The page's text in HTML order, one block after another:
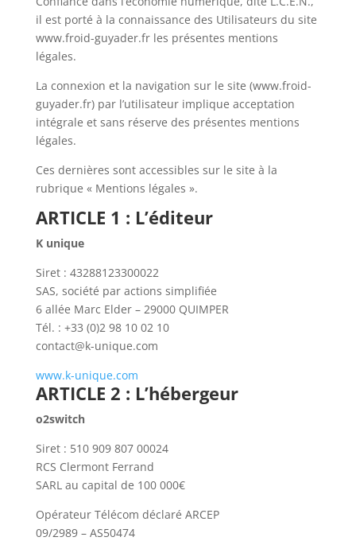
il est porté à la connaissance des Utilisateurs du site
www.froid-guyader.fr les présentes mentions
légales.
La connexion et la navigation sur le site (www.froid-
guyader.fr) par l’utilisateur implique acceptation
intégrale et sans réserve des présentes mentions
légales.
Ces dernières sont accessibles sur le site à la
rubrique « Mentions légales ».
ARTICLE 1 : L’éditeur
K unique
Siret : 43288123300022
SAS, société par actions simplifiée
6 allée Marc Elder – 29000 QUIMPER
Tél. : +33 (0)2 98 10 02 10
contact@k-unique.com
www.k-unique.com
ARTICLE 2 : L’hébergeur
o2switch
Siret : 510 909 807 00024
RCS Clermont Ferrand
SARL au capital de 100 000€
Opérateur Télécom déclaré ARCEP
09/2989 – AS50474